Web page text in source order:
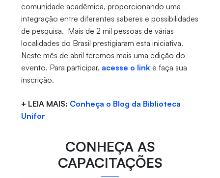
comunidade acadêmica, proporcionando uma
integração entre diferentes saberes e possibilidades
de pesquisa. Mais de 2 mil pessoas de várias
localidades do Brasil prestigiaram esta iniciativa.
Neste mês de abril teremos mais uma edição do
evento. Para participar, acesse o linke faça sua
inscrição.
+ LEIA MAIS: Conheça o Blog da Biblioteca
Unifor
CONHEÇA AS
CAPACITAÇÕES